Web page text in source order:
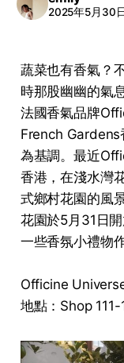
2025年5月30
蔬菜也有香氣？
時那股幽幽的氣息
法國香氣品牌
French Gardens
為基調。最近
香港，在淺水灣
式鄉村花園的風
花園於5月31日
一些香氛小禮物
Officine
地點：Shop